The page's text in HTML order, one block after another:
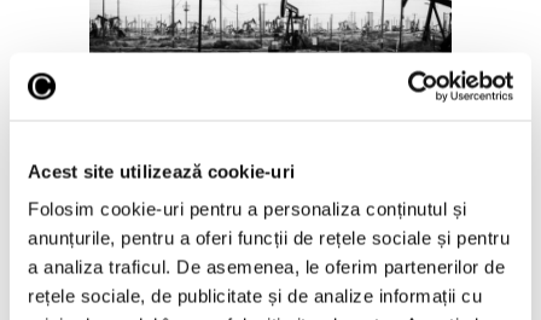
Acest site utilizează cookie-uri
Folosim cookie-uri pentru a personaliza conținutul și
anunțurile, pentru a oferi funcții de rețele sociale și pentru
a analiza traficul. De asemenea, le oferim partenerilor de
rețele sociale, de publicitate și de analize informații cu
unitate geologică de timp
5 Aprilie 2024